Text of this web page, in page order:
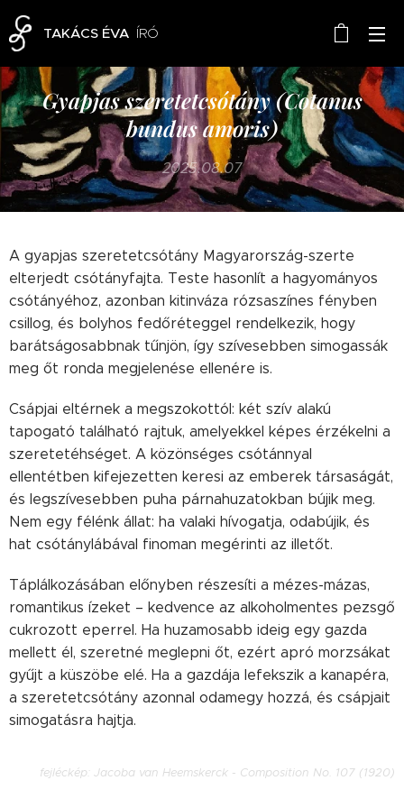
TAKÁCS ÉVA ÍRÓ
Gyapjas szeretetcsótány (Cotanus
bundus amoris)
2025.08.07
A gyapjas szeretetcsótány Magyarország-szerte
elterjedt csótányfajta. Teste hasonlít a hagyományos
csótányéhoz, azonban kitinváza rózsaszínes fényben
csillog, és bolyhos fedőréteggel rendelkezik, hogy
barátságosabbnak tűnjön, így szívesebben simogassák
meg őt ronda megjelenése ellenére is.
Csápjai eltérnek a megszokottól: két szív alakú
tapogató található rajtuk, amelyekkel képes érzékelni a
szeretetéhséget. A közönséges csótánnyal
ellentétben kifejezetten keresi az emberek társaságát,
és legszívesebben puha párnahuzatokban bújik meg.
Nem egy félénk állat: ha valaki hívogatja, odabújik, és
hat csótánylábával finoman megérinti az illetőt.
Táplálkozásában előnyben részesíti a mézes-mázas,
romantikus ízeket – kedvence az alkoholmentes pezsgő
cukrozott eperrel. Ha huzamosabb ideig egy gazda
mellett él, szeretné meglepni őt, ezért apró morzsákat
gyűjt a küszöbe elé. Ha a gazdája lefekszik a kanapéra,
a szeretetcsótány azonnal odamegy hozzá, és csápjait
simogatásra hajtja.
fejléckép: Jacoba van Heemskerck - Composition No. 107 (1920)